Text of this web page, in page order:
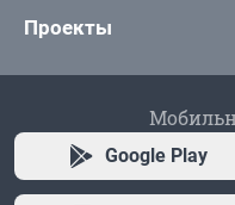
Проекты
Google Play